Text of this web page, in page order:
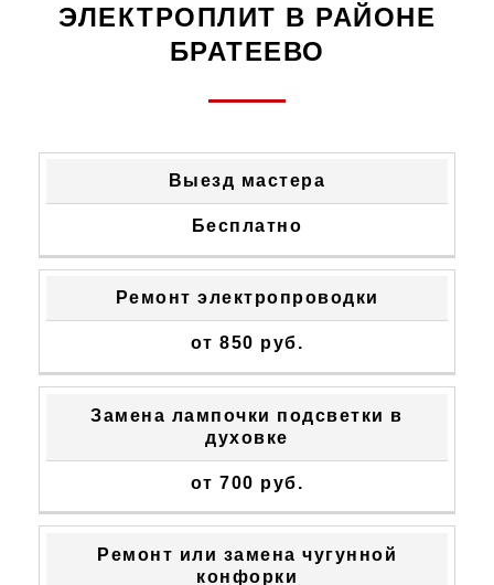
ЭЛЕКТРОПЛИТ В РАЙОНЕ
БРАТЕЕВО
СТОИМОСТЬ
Выезд мастера
Бесплатно
Ремонт электропроводки
от 850 руб.
Замена лампочки подсветки в
духовке
от 700 руб.
Ремонт или замена чугунной
конфорки